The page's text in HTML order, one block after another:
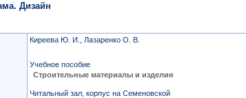
Дизайн
Киреева Ю. И., Лазаренко О. В.
Учебное пособие
Строительные материалы и изделия
Читальный зал, корпус на Семеновской